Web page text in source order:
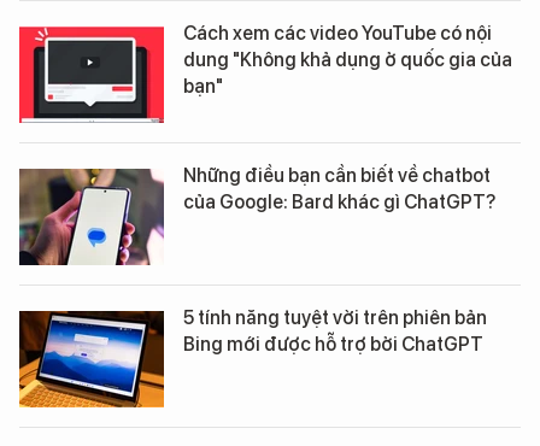
Cách xem các video YouTube có nội
dung "Không khả dụng ở quốc gia của
bạn"
Những điều bạn cần biết về chatbot
của Google: Bard khác gì ChatGPT?
5 tính năng tuyệt vời trên phiên bản
Bing mới được hỗ trợ bởi ChatGPT